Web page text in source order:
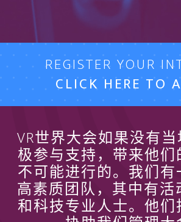
REGISTER YOUR
CLICK HERE TO
VR世界大会如果没有
极参与支持，带来他
不可能进行的。我们
高素质团队，其中有活
和科技专业人士。他